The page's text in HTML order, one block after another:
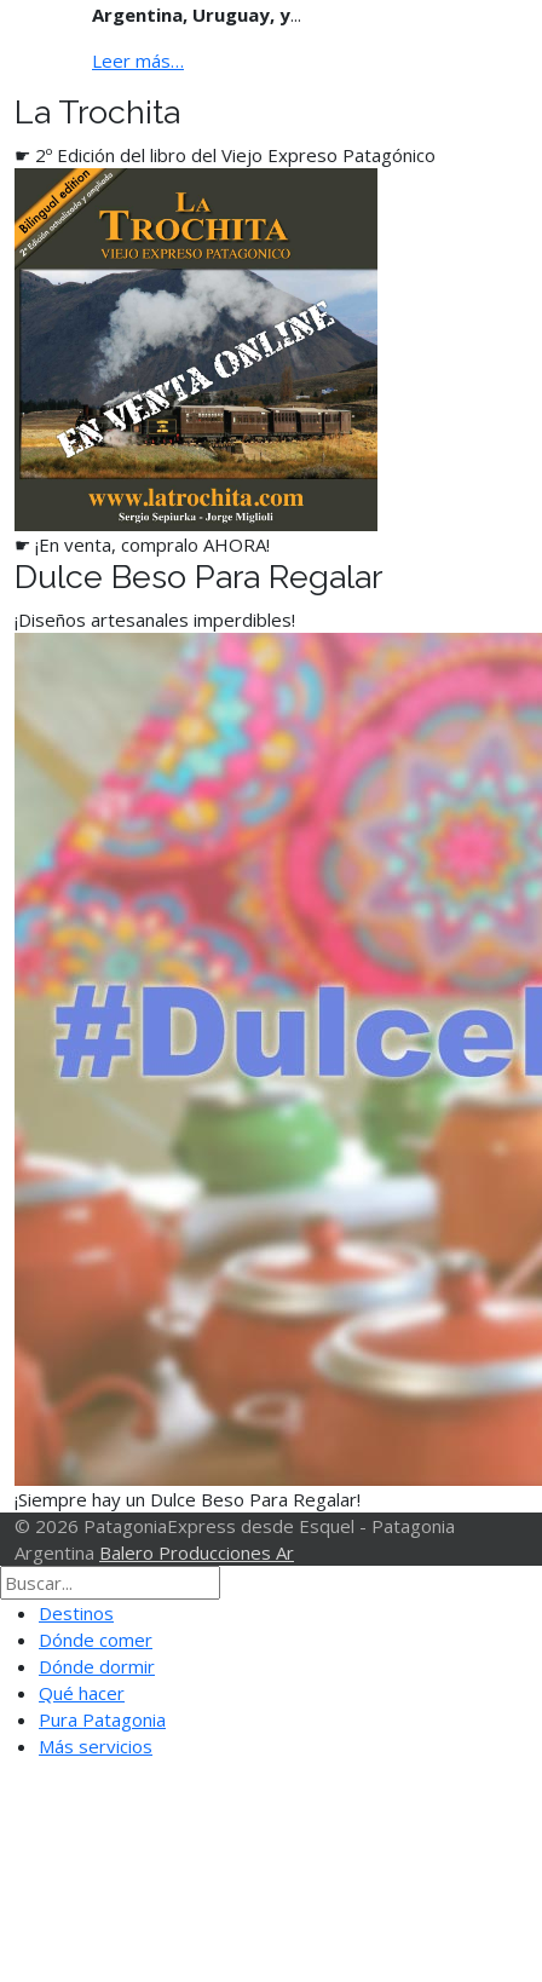
Argentina, Uruguay, y...
Leer más…
La Trochita
☛ 2º Edición del libro del Viejo Expreso Patagónico
☛ ¡En venta, compralo AHORA!
Dulce Beso Para Regalar
¡Diseños artesanales imperdibles!
¡Siempre hay un Dulce Beso Para Regalar!
© 2026 PatagoniaExpress desde Esquel - Patagonia
Argentina Balero Producciones Ar
Destinos
Dónde comer
Dónde dormir
Qué hacer
Pura Patagonia
Más servicios